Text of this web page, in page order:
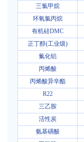
三氯甲烷
环氧氯丙烷
有机硅DMC
正丁醇(工业级)
氟化铝
丙烯酸
丙烯酸异辛酯
R22
三乙胺
活性炭
氨基磺酸